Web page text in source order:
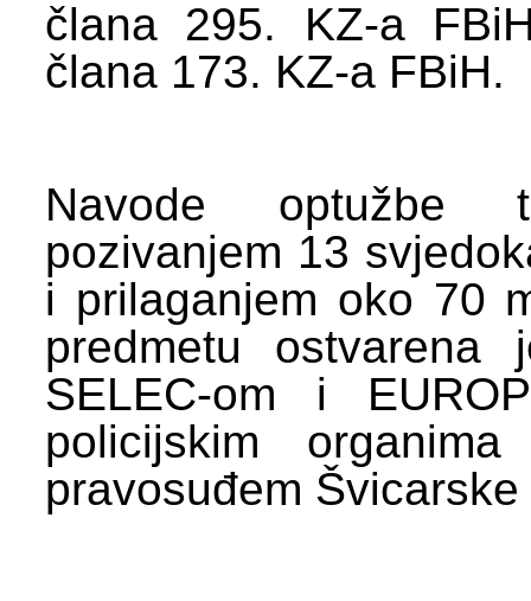
člana 295. KZ-a
člana 173. KZ-a FBiH.
Navode optužbe
pozivanjem 13
i prilaganjem oko 70
predmetu ostvarena
SELEC-om i
policijskim
pravosuđem